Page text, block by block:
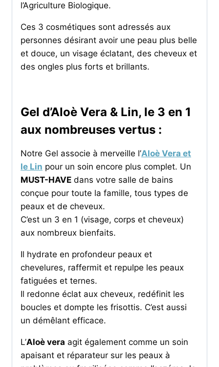
l’Agriculture Biologique.
Ces 3 cosmétiques sont adressés aux
personnes désirant avoir une peau plus belle
et douce, un visage éclatant, des cheveux et
des ongles plus forts et brillants.
Gel d’Aloè Vera & Lin, le 3 en 1
aux nombreuses vertus :
Notre Gel associe à merveille l’Aloè Vera et
le Lin pour un soin encore plus complet. Un
MUST-HAVE dans votre salle de bains
conçue pour toute la famille, tous types de
peaux et de cheveux.
C’est un 3 en 1 (visage, corps et cheveux)
aux nombreux bienfaits.
Il hydrate en profondeur peaux et
chevelures, raffermit et repulpe les peaux
fatiguées et ternes.
Il redonne éclat aux cheveux, redéfinit les
boucles et dompte les frisottis. C’est aussi
un démêlant efficace.
L’Aloè vera agit également comme un soin
apaisant et réparateur sur les peaux à